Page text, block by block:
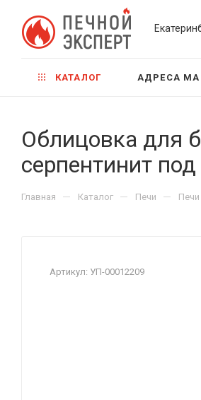
КАТАЛОГ АДРЕСА
Облицовка для
серпентинит
Главная — Каталог — Печи —
Артикул: УП-00012209